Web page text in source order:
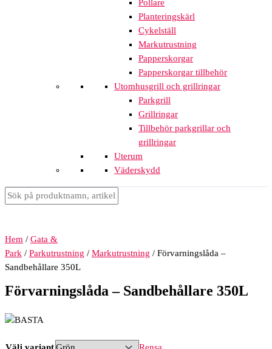
Pollare
Planteringskärl
Cykelställ
Markutrustning
Papperskorgar
Papperskorgar tillbehör
Utomhusgrill och grillringar
Parkgrill
Grillringar
Tillbehör parkgrillar och
grillringar
Uterum
Väderskydd
Hem / Gata &
Park / Parkutrustning / Markutrustning / Förvarningslåda –
Sandbehållare 350L
Förvarningslåda – Sandbehållare 350L